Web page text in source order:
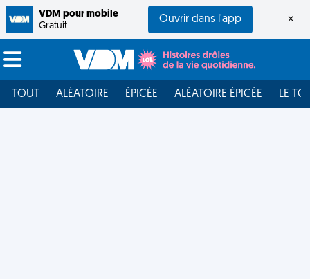
VDM pour mobile
Gratuit
Ouvrir dans l'app ×
TOUT ALÉATOIRE ÉPICÉE ALÉATOIRE ÉPICÉE LE